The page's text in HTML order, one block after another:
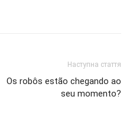
Наступна стаття
Os robôs estão chegando ao
seu momento?